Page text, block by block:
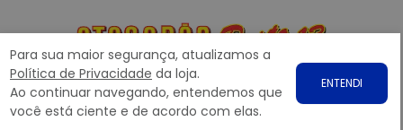
Para sua maior segurança, atualizamos a
Política de Privacidade da loja.
Ao continuar navegando, entendemos que
você está ciente e de acordo com elas.
ENTENDI
Copyright © 2022 ATACADÃO POSTO 13 - Todos os direitos
reservados. CNPJ: 15.360.767/0001-07
Rodovia Presidente Dutra, nº1258 Galpão 1268 – Bairro: Prata,